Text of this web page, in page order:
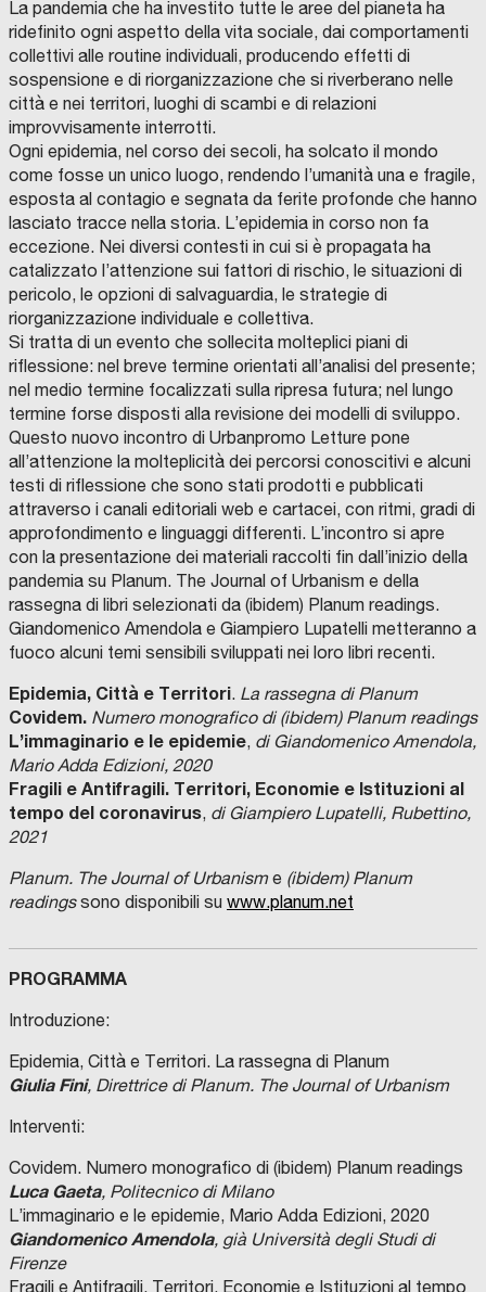
La pandemia che ha investito tutte le aree del pianeta ha
ridefinito ogni aspetto della vita sociale, dai comportamenti
collettivi alle routine individuali, producendo effetti di
sospensione e di riorganizzazione che si riverberano nelle
città e nei territori, luoghi di scambi e di relazioni
improvvisamente interrotti.
Ogni epidemia, nel corso dei secoli, ha solcato il mondo
come fosse un unico luogo, rendendo l’umanità una e fragile,
esposta al contagio e segnata da ferite profonde che hanno
lasciato tracce nella storia. L’epidemia in corso non fa
eccezione. Nei diversi contesti in cui si è propagata ha
catalizzato l’attenzione sui fattori di rischio, le situazioni di
pericolo, le opzioni di salvaguardia, le strategie di
riorganizzazione individuale e collettiva.
Si tratta di un evento che sollecita molteplici piani di
riflessione: nel breve termine orientati all’analisi del presente;
nel medio termine focalizzati sulla ripresa futura; nel lungo
termine forse disposti alla revisione dei modelli di sviluppo.
Questo nuovo incontro di Urbanpromo Letture pone
all’attenzione la molteplicità dei percorsi conoscitivi e alcuni
testi di riflessione che sono stati prodotti e pubblicati
attraverso i canali editoriali web e cartacei, con ritmi, gradi di
approfondimento e linguaggi differenti. L’incontro si apre
con la presentazione dei materiali raccolti fin dall’inizio della
pandemia su Planum. The Journal of Urbanism e della
rassegna di libri selezionati da (ibidem) Planum readings.
Giandomenico Amendola e Giampiero Lupatelli metteranno a
fuoco alcuni temi sensibili sviluppati nei loro libri recenti.
Epidemia, Città e Territori. La rassegna di Planum
Covidem. Numero monografico di (ibidem) Planum readings
L’immaginario e le epidemie, di Giandomenico Amendola,
Mario Adda Edizioni, 2020
Fragili e Antifragili. Territori, Economie e Istituzioni al
tempo del coronavirus, di Giampiero Lupatelli, Rubettino,
2021
Planum. The Journal of Urbanisme (ibidem) Planum
readingssono disponibili su www.planum.net
PROGRAMMA
Introduzione:
Epidemia, Città e Territori. La rassegna di Planum
Giulia Fini, Direttrice di Planum. The Journal of Urbanism
Interventi:
Covidem. Numero monografico di (ibidem) Planum readings
Luca Gaeta, Politecnico di Milano
L’immaginario e le epidemie, Mario Adda Edizioni, 2020
Giandomenico Amendola, già Università degli Studi di
Firenze
Fragili e Antifragili. Territori, Economie e Istituzioni al tempo